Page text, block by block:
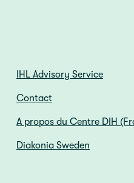
IHL Advisory Service
Contact
A propos du Centre DIH
Diakonia Sweden